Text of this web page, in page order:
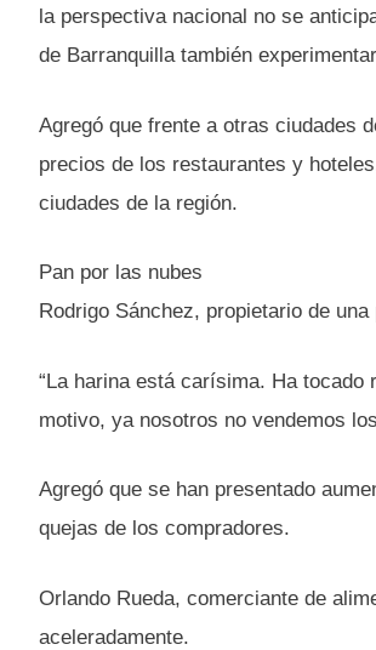
la perspectiva nacional no se
de Barranquilla también
Agregó que frente a otras ciudades
precios de los restaurantes y
ciudades de la región.
Pan por las nubes
Rodrigo Sánchez, propietario de
“La harina está carísima. Ha
motivo, ya nosotros no vendemos
Agregó que se han presentado
quejas de los compradores.
Orlando Rueda, comerciante de
aceleradamente.